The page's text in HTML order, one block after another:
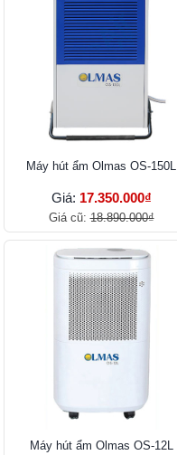
Máy hút ẩm Olmas OS-150L
Giá: 17.350.000₫
Giá cũ:18.890.000₫
Máy hút ẩm Olmas OS-12L